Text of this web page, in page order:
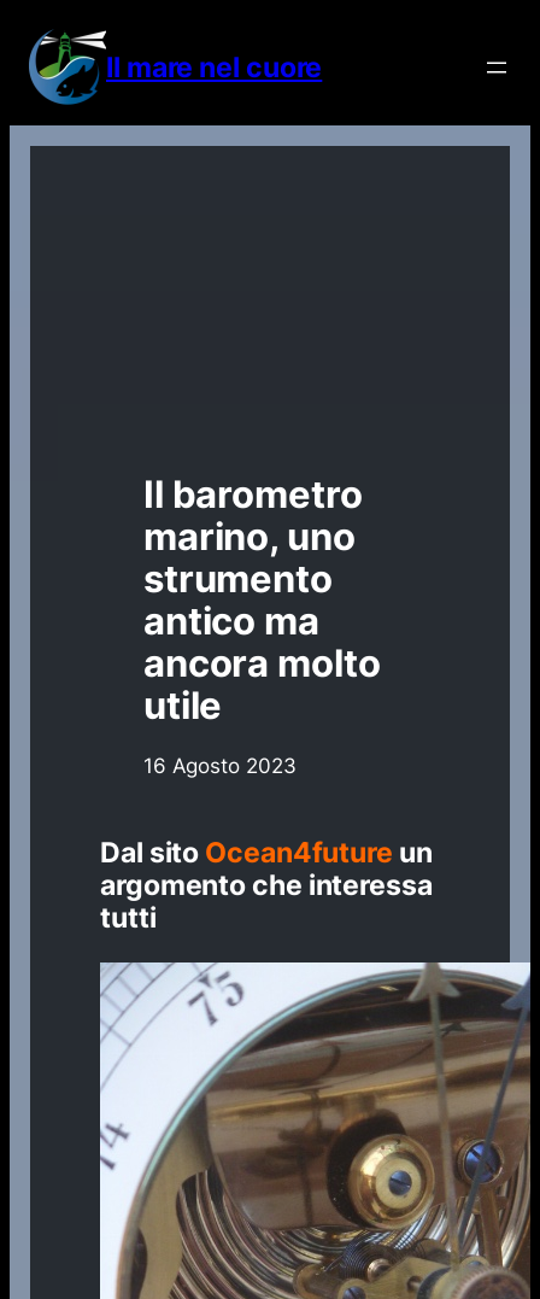
contenuto
Il mare nel cuore
Il barometro
marino, uno
strumento
antico ma
ancora molto
utile
16 Agosto 2023
Dal sito Ocean4future un
argomento che interessa
tutti